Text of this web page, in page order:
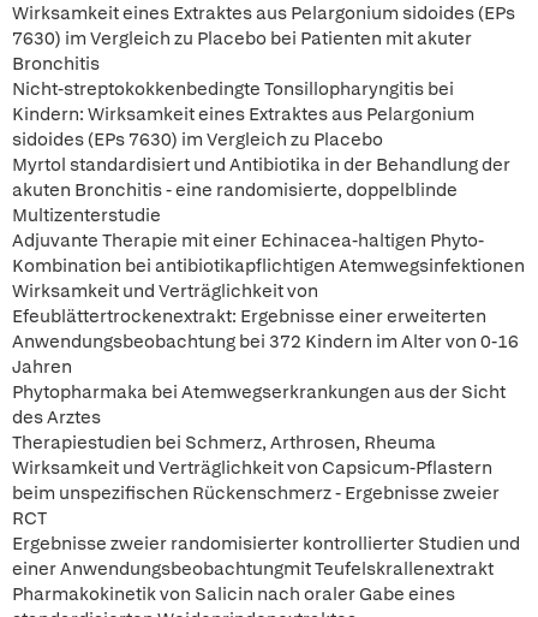
Wirksamkeit eines Extraktes aus Pelargonium sidoides (EPs
7630) im Vergleich zu Placebo bei Patienten mit akuter
Bronchitis
Nicht-streptokokkenbedingte Tonsillopharyngitis bei
Kindern: Wirksamkeit eines Extraktes aus Pelargonium
sidoides (EPs 7630) im Vergleich zu Placebo
Myrtol standardisiert und Antibiotika in der Behandlung der
akuten Bronchitis - eine randomisierte, doppelblinde
Multizenterstudie
Adjuvante Therapie mit einer Echinacea-haltigen Phyto-
Kombination bei antibiotikapflichtigen Atemwegsinfektionen
Wirksamkeit und Verträglichkeit von
Efeublättertrockenextrakt: Ergebnisse einer erweiterten
Anwendungsbeobachtung bei 372 Kindern im Alter von 0-16
Jahren
Phytopharmaka bei Atemwegserkrankungen aus der Sicht
des Arztes
Therapiestudien bei Schmerz, Arthrosen, Rheuma
Wirksamkeit und Verträglichkeit von Capsicum-Pflastern
beim unspezifischen Rückenschmerz - Ergebnisse zweier
RCT
Ergebnisse zweier randomisierter kontrollierter Studien und
einer Anwendungsbeobachtungmit Teufelskrallenextrakt
Pharmakokinetik von Salicin nach oraler Gabe eines